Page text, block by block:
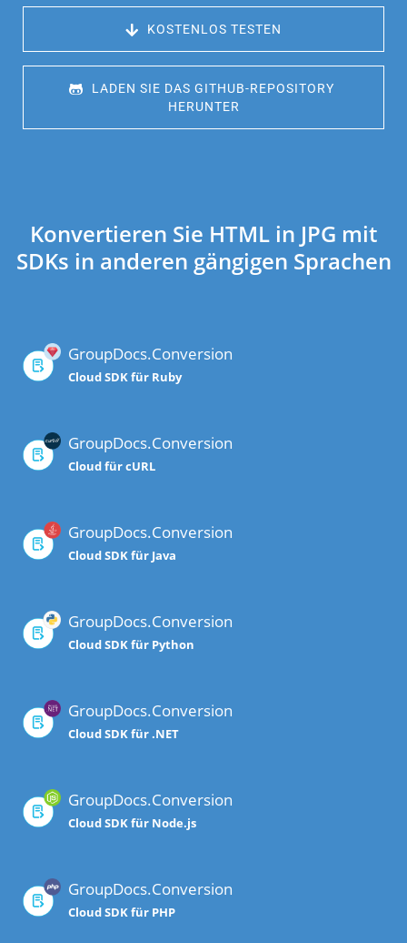
KOSTENLOS TESTEN
LADEN SIE DAS GITHUB-REPOSITORY
HERUNTER
Konvertieren Sie HTML in JPG mit
SDKs in anderen gängigen Sprachen
GroupDocs.Conversion
Cloud SDK für Ruby
GroupDocs.Conversion
Cloud für cURL
GroupDocs.Conversion
Cloud SDK für Java
GroupDocs.Conversion
Cloud SDK für Python
GroupDocs.Conversion
Cloud SDK für .NET
GroupDocs.Conversion
Cloud SDK für Node.js
GroupDocs.Conversion
Cloud SDK für PHP